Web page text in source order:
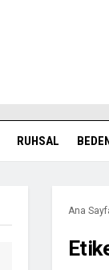
RUHSAL
Ana